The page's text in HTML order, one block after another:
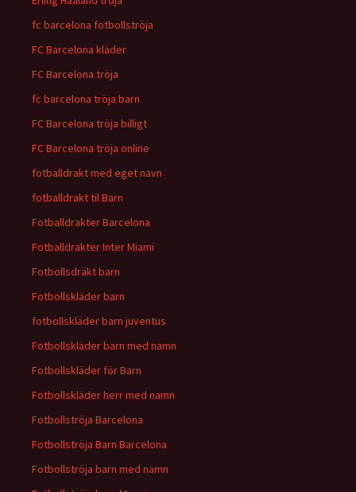
fc barcelona fotbollströja
FC Barcelona kläder
FC Barcelona tröja
fc barcelona tröja barn
FC Barcelona tröja billigt
FC Barcelona tröja online
fotballdrakt med eget navn
fotballdrakt til Barn
Fotballdrakter Barcelona
Fotballdrakter Inter Miami
Fotbollsdräkt barn
Fotbollskläder barn
fotbollskläder barn juventus
Fotbollskläder barn med namn
Fotbollskläder för Barn
Fotbollskläder herr med namn
Fotbollströja Barcelona
Fotbollströja Barn Barcelona
Fotbollströja barn med namn